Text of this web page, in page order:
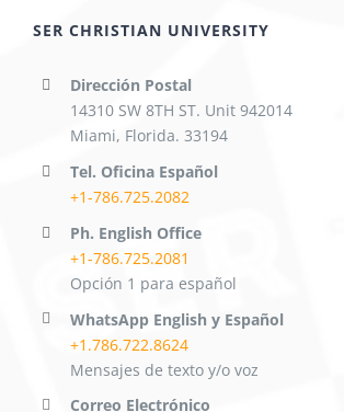
SER CHRISTIAN UNIVERSITY
Dirección Postal
14310 SW 8TH ST. Unit 942014
Miami, Florida. 33194
Tel. Oficina Español
+1-786.725.2082
Ph. English Office
+1-786.725.2081
Opción 1 para español
WhatsApp English y Español
+1.786.722.8624
Mensajes de texto y/o voz
Correo Electrónico